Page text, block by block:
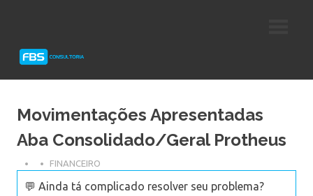
Protheus
Movimentações Apresentadas
Aba Consolidado/Geral Protheus
FINANCEIRO
💬 Ainda tá complicado resolver seu problema?